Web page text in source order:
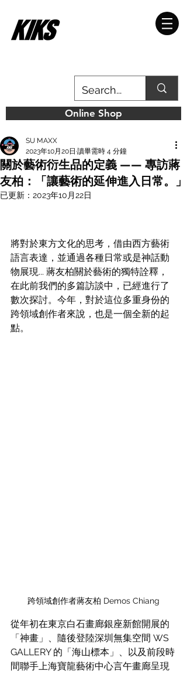
Online Shop
關於藝術衍生品的定義 —— 專訪蔣
友柏：「讓藝術的延伸進入日常。」
SU MAXX
2023年10月20日 讀畢需時 4 分鐘
已更新： 2023年10月22日
將對於東方文化的思考，借由西方藝術
語言表達，並通過各種日常或是神話動
物展現... 蔣友柏關於藝術的獨特詮釋，
在此前我們的多篇訪談中，已經進行了
數次探討。今年，對於這位多重身份的
跨領域創作者來說，也是一個全新的起
點。
跨領域創作者蔣友柏 Demos Chiang
從年初在東京白石畫廊銀座新館開展的
「神畫」、隨後登陸深圳無集空間 WS
GALLERY 的「海山標本」、以及前段時
間聯手上海寶龍藝術中心言午畫廊呈現